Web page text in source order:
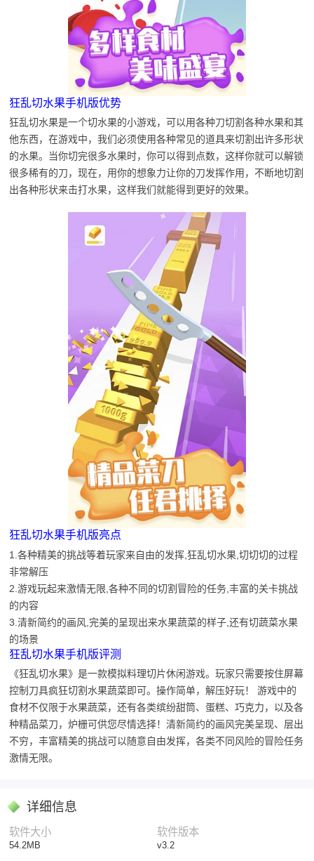
狂乱切水果手机版优势
狂乱切水果是一个切水果的小游戏，可以用各种刀切割各种水果和其
他东西，在游戏中，我们必须使用各种常见的道具来切割出许多形状
的水果。当你切完很多水果时，你可以得到点数，这样你就可以解锁
很多稀有的刀，现在，用你的想象力让你的刀发挥作用，不断地切割
出各种形状来击打水果，这样我们就能得到更好的效果。
狂乱切水果手机版亮点
1.各种精美的挑战等着玩家来自由的发挥,狂乱切水果,切切切的过程
非常解压
2.游戏玩起来激情无限,各种不同的切割冒险的任务,丰富的关卡挑战
的内容
3.清新简约的画风,完美的呈现出来水果蔬菜的样子,还有切蔬菜水果
的场景
狂乱切水果手机版评测
《狂乱切水果》是一款模拟料理切片休闲游戏。玩家只需要按住屏幕
控制刀具疯狂切割水果蔬菜即可。操作简单，解压好玩！ 游戏中的
食材不仅限于水果蔬菜，还有各类缤纷甜筒、蛋糕、巧克力，以及各
种精品菜刀，炉栅可供您尽情选择！清新简约的画风完美呈现、层出
不穷，丰富精美的挑战可以随意自由发挥，各类不同风险的冒险任务
激情无限。
详细信息
软件大小
54.2MB
软件版本
v3.2